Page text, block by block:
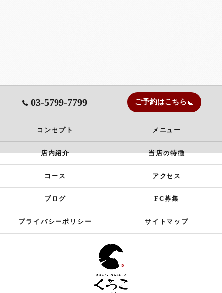
03-5799-7799 ご予約はこちら
コンセプト メニュー
店内紹介 当店の特徴
コース アクセス
ブログ FC募集
プライバシーポリシー サイトマップ